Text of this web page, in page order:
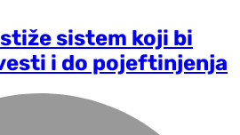
sistem koji bi
i do pojeftinjenja